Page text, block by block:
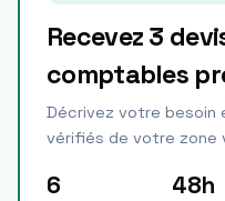
Recevez 3
comptables
Décrivez votre besoin
vérifiés de votre zone
6 48h